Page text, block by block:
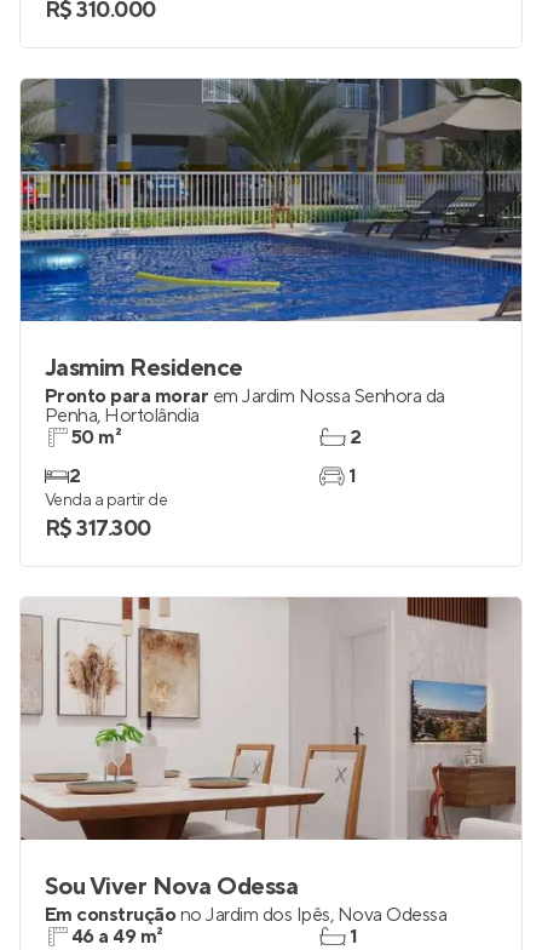
R$ 310.000
Jasmim Residence
Pronto para morar em Jardim Nossa Senhora da
Penha, Hortolândia
50 m²
2
2
1
Venda a partir de
R$ 317.300
Sou Viver Nova Odessa
Em construçãono Jardim dos Ipês, Nova Odessa
46 a 49 m²
1